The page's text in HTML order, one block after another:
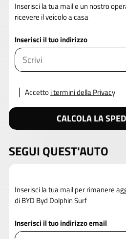
Inserisci la tua mail e un nostro
ricevere il veicolo a casa
Inserisci il tuo indirizzo
Accettoi termini della Privacy
CALCOLA LA
SEGUI QUEST'AUTO
Inserisci la tua mail per rimanere
di BYD Byd Dolphin Surf
Inserisci il tuo indirizzo email